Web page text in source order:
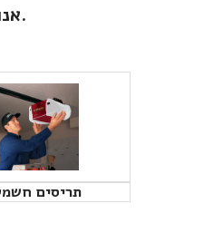
אנו מספקים גם אביזרים נלווים, כגון: שלטים, פתיחות סלולריות, עיניות בטיחות, מקלטים ולוחות פיקוד.
תריסים